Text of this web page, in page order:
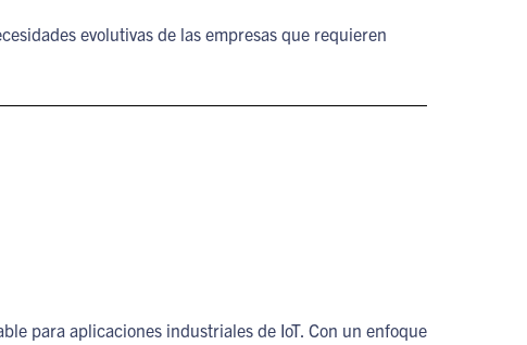
evolutivas de las empresas que requieren
para aplicaciones industriales de IoT. Con un enfoque